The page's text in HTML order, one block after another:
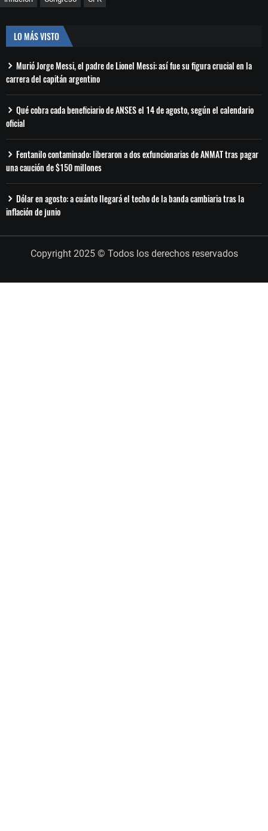
LO MÁS VISTO
Murió Jorge Messi, el padre de Lionel Messi: así fue su figura crucial en la
carrera del capitán argentino
Qué cobra cada beneficiario de ANSES el 14 de agosto, según el calendario
oficial
Fentanilo contaminado: liberaron a dos exfuncionarias de ANMAT tras pagar
una caución de $150 millones
Dólar en agosto: a cuánto llegará el techo de la banda cambiaria tras la
inflación de junio
Copyright 2025 © Todos los derechos reservados